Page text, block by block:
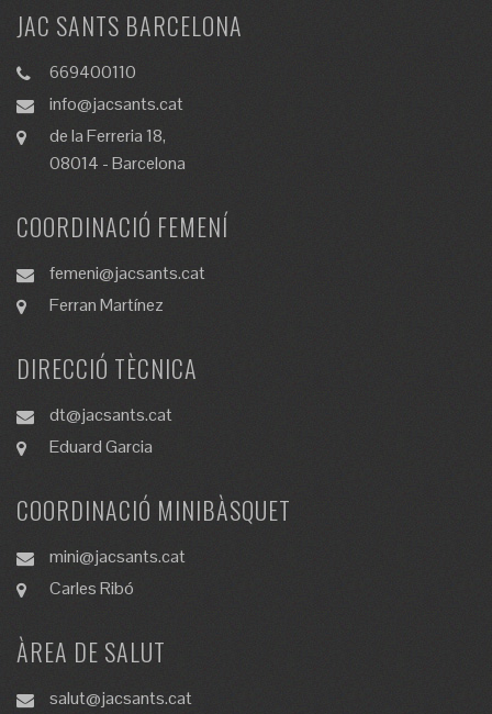
JAC SANTS BARCELONA
669400110
info@jacsants.cat
de la Ferreria 18,
08014 - Barcelona
COORDINACIÓ FEMENÍ
femeni@jacsants.cat
Ferran Martínez
DIRECCIÓ TÈCNICA
dt@jacsants.cat
Eduard Garcia
COORDINACIÓ MINIBÀSQUET
mini@jacsants.cat
Carles Ribó
ÀREA DE SALUT
salut@jacsants.cat